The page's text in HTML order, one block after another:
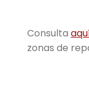
Consulta
zonas de